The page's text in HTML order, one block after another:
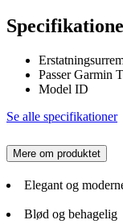
Passer Garmin
Model ID
Se alle specifikationer
Mere om produktet
Elegant og
Blød og behagelig